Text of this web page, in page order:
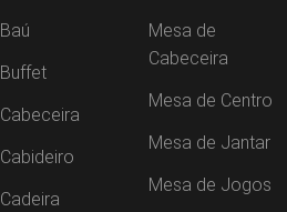
Baú
Buffet
Cabeceira
Cabideiro
Cadeira
Mesa de
Cabeceira
Mesa de Centro
Mesa de Jantar
Mesa de Jogos